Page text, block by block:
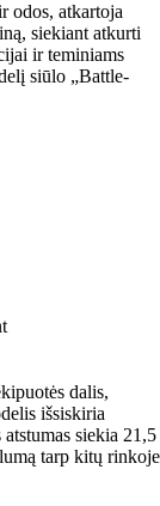
odos, atkartoja
siekiant atkurti
ir teminiams
siūlo „Battle-
dalis,
išsiskiria
siekia 21,5
tarp kitų rinkoje